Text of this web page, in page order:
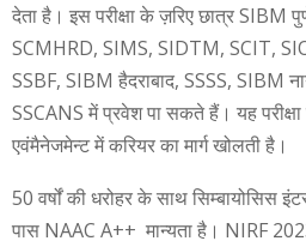
देता है। इस परीक्षा के ज़रिए छात्र SIBM
SCMHRD, SIMS, SIDTM, SCIT,
SSBF, SIBM हैदराबाद, SSSS, SIBM
SSCANS में प्रवेश पा सकते हैं। यह
एवंमैनेजमेन्ट में करियर का मार्ग खोलती है।
50 वर्षों की धरोहर के साथ सिम्बायोसिस
पास NAAC A++ मान्यता है। NIRF